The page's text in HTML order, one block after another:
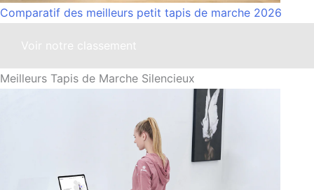
Comparatif des meilleurs petit tapis de marche 2026
Voir notre classement
Meilleurs Tapis de Marche Silencieux